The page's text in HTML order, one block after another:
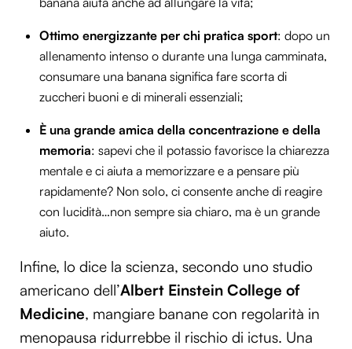
Ottimo energizzante per chi pratica sport: dopo un
allenamento intenso o durante una lunga camminata,
consumare una banana significa fare scorta di
zuccheri buoni e di minerali essenziali;
È una grande amica della concentrazione e della
memoria: sapevi che il potassio favorisce la chiarezza
mentale e ci aiuta a memorizzare e a pensare più
rapidamente? Non solo, ci consente anche di reagire
con lucidità…non sempre sia chiaro, ma è un grande
aiuto.
Infine, lo dice la scienza, secondo uno studio
americano dell’Albert Einstein College of
Medicine, mangiare banane con regolarità in
menopausa ridurrebbe il rischio di ictus. Una